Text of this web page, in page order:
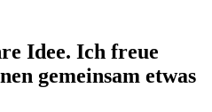
Idee. Ich freue
gemeinsam etwas